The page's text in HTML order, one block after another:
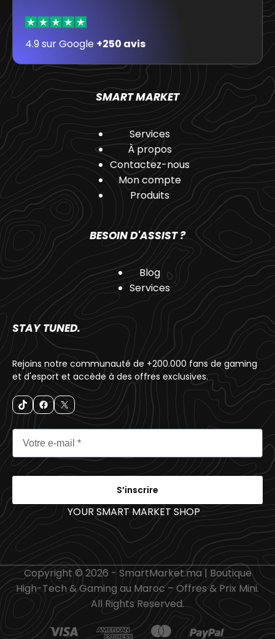
4.9 sur Google +250 avis
SMART MARKET
Services
À propos
Contactez-nous
Mon compte
Produits
BESOIN D'ASSIST ?
Blog
Services
STAY TUNED.
Rejoins notre communauté de +200.000 fans de gaming
et d'esport et accède à des offres exclusives.
S’inscrire
YOUR SMART MARKET SHOP _
Copyright © 2026 - SmartMarket.ma | Boutique
High-Tech & Gaming au Maroc – Offres & Prix Mini.
All Rights Reserved.